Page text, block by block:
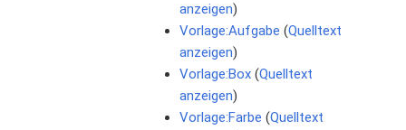
anzeigen)
Vorlage:Aufgabe (Quelltext
anzeigen)
Vorlage:Box (Quelltext
anzeigen)
Vorlage:Farbe (Quelltext